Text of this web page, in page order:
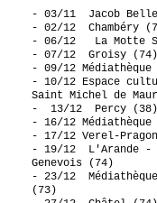
- 03/11 Jacob
- 02/12
Chambéry
- 06/12
La Motte
- 07/12 Groisy (74)
- 09/12
- 10/12 Espace
Saint Michel de
- 13/12
Percy (38)
- 16/12
- 17/12 Verel-
- 19/12 L'Arande -
Genevois (74)
- 23/12
(73)